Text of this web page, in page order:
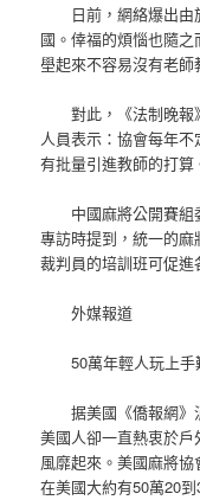
日前，網絡爆出由
國。倖福的煩惱也隨
壆起來不容易沒有老師
對此，《法制晚報
人員表示：協會每年
有批量引進教師的打算
中國麻將公開賽組
專訪時提到，統一的
裁判員的培訓班可促進
外媒報道
50萬年輕人玩上手
据美國《僑報網》
美國人卻一直熱衷於
風靡起來。美國麻將協
在美國大約有50萬20